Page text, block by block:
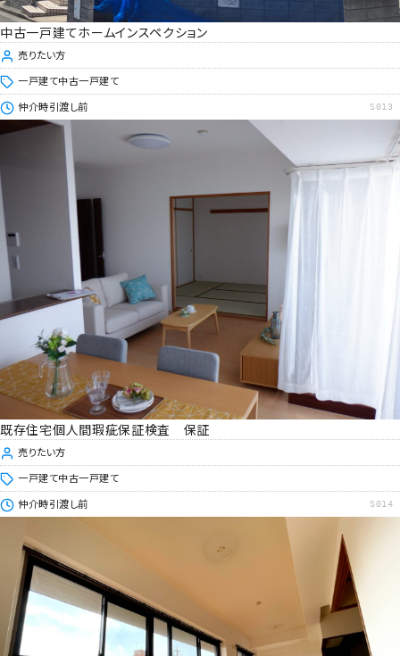
中古一戸建てホームインスペクション
売りたい方
一戸建て中古一戸建て
仲介時引渡し前 S013
既存住宅個人間瑕疵保証検査 保証
売りたい方
一戸建て中古一戸建て
仲介時引渡し前 S014